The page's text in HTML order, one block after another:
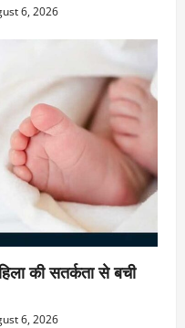
6, 2026
की सतर्कता से बची
6, 2026